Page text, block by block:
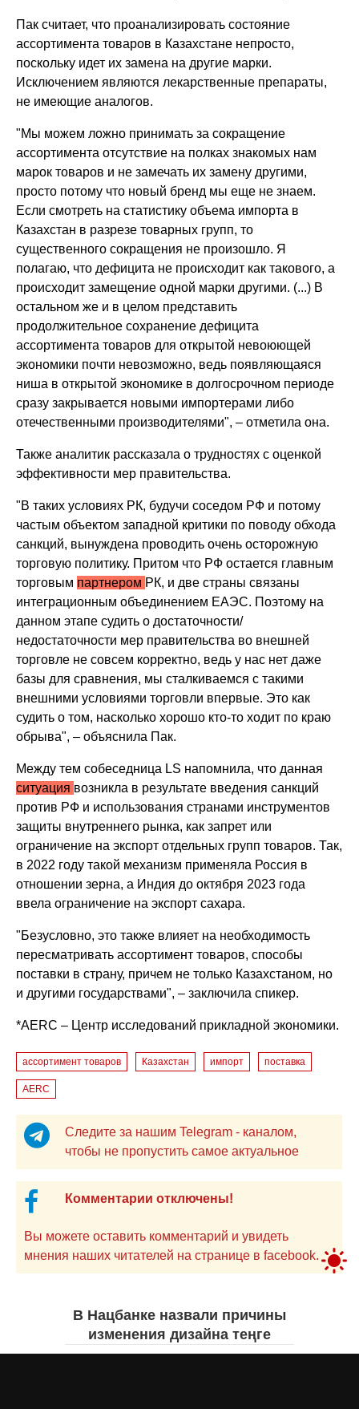
Пак считает, что проанализировать состояние
ассортимента товаров в Казахстане непросто,
поскольку идет их замена на другие марки.
Исключением являются лекарственные препараты,
не имеющие аналогов.
"Мы можем ложно принимать за сокращение
ассортимента отсутствие на полках знакомых нам
марок товаров и не замечать их замену другими,
просто потому что новый бренд мы еще не знаем.
Если смотреть на статистику объема импорта в
Казахстан в разрезе товарных групп, то
существенного сокращения не произошло. Я
полагаю, что дефицита не происходит как такового, а
происходит замещение одной марки другими. (...) В
остальном же и в целом представить
продолжительное сохранение дефицита
ассортимента товаров для открытой невоюющей
экономики почти невозможно, ведь появляющаяся
ниша в открытой экономике в долгосрочном периоде
сразу закрывается новыми импортерами либо
отечественными производителями", – отметила она.
Также аналитик рассказала о трудностях с оценкой
эффективности мер правительства.
"В таких условиях РК, будучи соседом РФ и потому
частым объектом западной критики по поводу обхода
санкций, вынуждена проводить очень осторожную
торговую политику. Притом что РФ остается главным
торговым партнером РК, и две страны связаны
интеграционным объединением ЕАЭС. Поэтому на
данном этапе судить о достаточности/
недостаточности мер правительства во внешней
торговле не совсем корректно, ведь у нас нет даже
базы для сравнения, мы сталкиваемся с такими
внешними условиями торговли впервые. Это как
судить о том, насколько хорошо кто-то ходит по краю
обрыва", – объяснила Пак.
Между тем собеседница LS напомнила, что данная
ситуация возникла в результате введения санкций
против РФ и использования странами инструментов
защиты внутреннего рынка, как запрет или
ограничение на экспорт отдельных групп товаров. Так,
в 2022 году такой механизм применяла Россия в
отношении зерна, а Индия до октября 2023 года
ввела ограничение на экспорт сахара.
"Безусловно, это также влияет на необходимость
пересматривать ассортимент товаров, способы
поставки в страну, причем не только Казахстаном, но
и другими государствами", – заключила спикер.
*AERC – Центр исследований прикладной экономики.
ассортимент товаров Казахстан импорт поставка
AERC
Следите за нашим Telegram - каналом,
чтобы не пропустить самое актуальное
Комментарии отключены!
Вы можете оставить комментарий и увидеть
мнения наших читателей на странице в facebook.
В Нацбанке назвали причины
изменения дизайна теңге